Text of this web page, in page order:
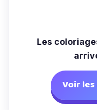
offre une occasion
enfants d'exprimer
Chaque page est
et ravir les artistes
Avec nos dessins
sûrement le parfait
correspond à vos
Les
Voir